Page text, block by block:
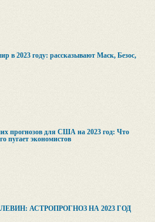
в 2023 году: рассказывают Маск, Безос,
прогнозов для США на 2023 год: Что
пугает экономистов
АСТРОПРОГНОЗ НА 2023 ГОД